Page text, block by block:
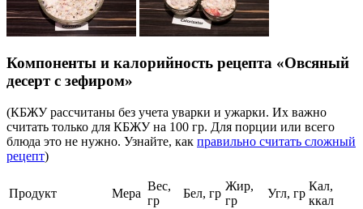
Компоненты и калорийность рецепта «Овсяный
десерт с зефиром»
(КБЖУ рассчитаны без учета уварки и ужарки. Их важно
считать только для КБЖУ на 100 гр. Для порции или всего
блюда это не нужно. Узнайте, как правильно считать сложный
рецепт)
Продукт Мера
Вес,
гр
Бел, гр
Жир,
гр
Угл, гр
Кал,
ккал